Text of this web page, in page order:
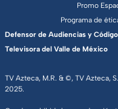
TV Azteca, M.R. & ©, TV Azteca,
2025.
Promo
Programa de
Defensor de Audiencias y
Televisora del Valle de México